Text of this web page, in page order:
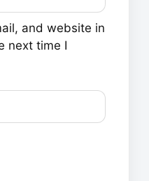
and website in
next time I